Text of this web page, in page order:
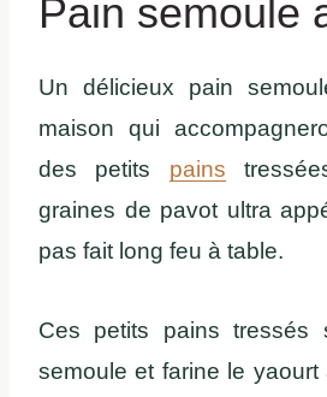
Pain semoule
Un délicieux pain
maison qui
des petits pains
graines de pavot ultra
pas fait long feu à table.
Ces petits pains
semoule et farine le